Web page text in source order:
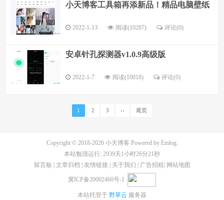
小天博客工具箱再添新品！精品电脑壁纸
2022-1-13 阅读(10287) 评论(0)
安卓针孔探测器v1.0.9高级版
2022-1-7 阅读(10018) 评论(0)
1 2 3 ›› 尾页
Copyright © 2018-2026 小天博客 Powered by Emlog.
本站勉强运行: 2939天1小时26分21秒
留言板
文章归档 友情链接| 关于我们 广告招租 网站地图
冀ICP备20002460号-1
本站托管于 野草云 服务器